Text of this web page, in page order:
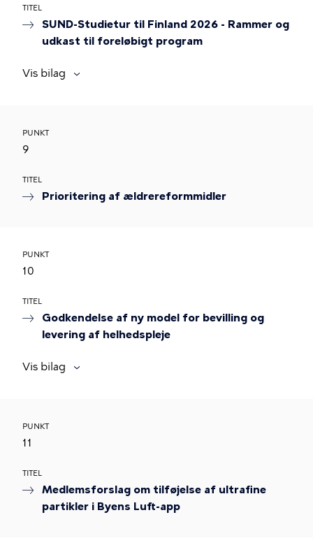
TITEL
SUND-Studietur til Finland 2026 - Rammer og
udkast til foreløbigt program
Vis bilag
PUNKT
9
TITEL
Prioritering af ældrereformmidler
PUNKT
10
TITEL
Godkendelse af ny model for bevilling og
levering af helhedspleje
Vis bilag
PUNKT
11
TITEL
Medlemsforslag om tilføjelse af ultrafine
partikler i Byens Luft-app